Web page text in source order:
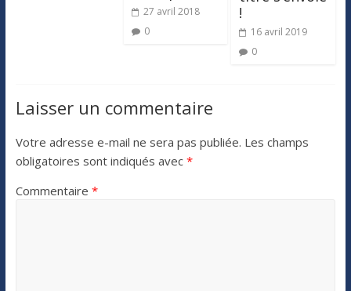
27 avril 2018
0
!
16 avril 2019
0
Laisser un commentaire
Votre adresse e-mail ne sera pas publiée. Les champs
obligatoires sont indiqués avec *
Commentaire *